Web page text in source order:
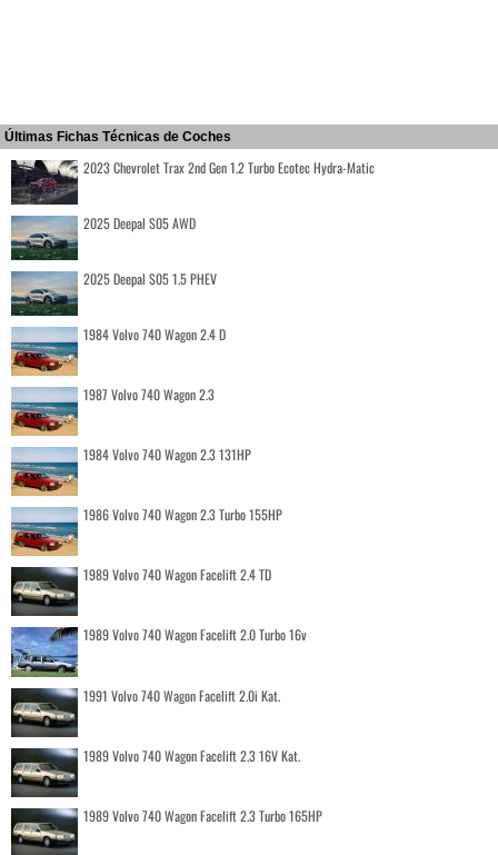
Últimas Fichas Técnicas de Coches
2023 Chevrolet Trax 2nd Gen 1.2 Turbo Ecotec Hydra-Matic
2025 Deepal S05 AWD
2025 Deepal S05 1.5 PHEV
1984 Volvo 740 Wagon 2.4 D
1987 Volvo 740 Wagon 2.3
1984 Volvo 740 Wagon 2.3 131HP
1986 Volvo 740 Wagon 2.3 Turbo 155HP
1989 Volvo 740 Wagon Facelift 2.4 TD
1989 Volvo 740 Wagon Facelift 2.0 Turbo 16v
1991 Volvo 740 Wagon Facelift 2.0i Kat.
1989 Volvo 740 Wagon Facelift 2.3 16V Kat.
1989 Volvo 740 Wagon Facelift 2.3 Turbo 165HP